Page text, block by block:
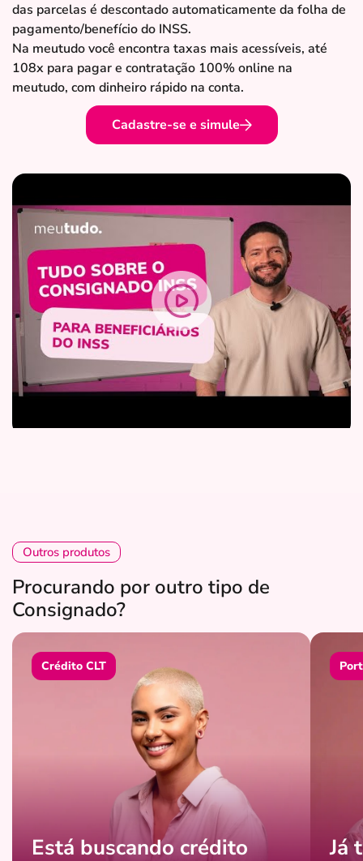
das parcelas é descontado automaticamente da folha de
pagamento/benefício do INSS.
Na meutudo você encontra taxas mais acessíveis, até
108x para pagar e contratação 100% online na
meutudo, com dinheiro rápido na conta.
Cadastre-se e simule
Outros produtos
Procurando por outro tipo de
Consignado?
Crédito CLT
Está buscando crédito
Já